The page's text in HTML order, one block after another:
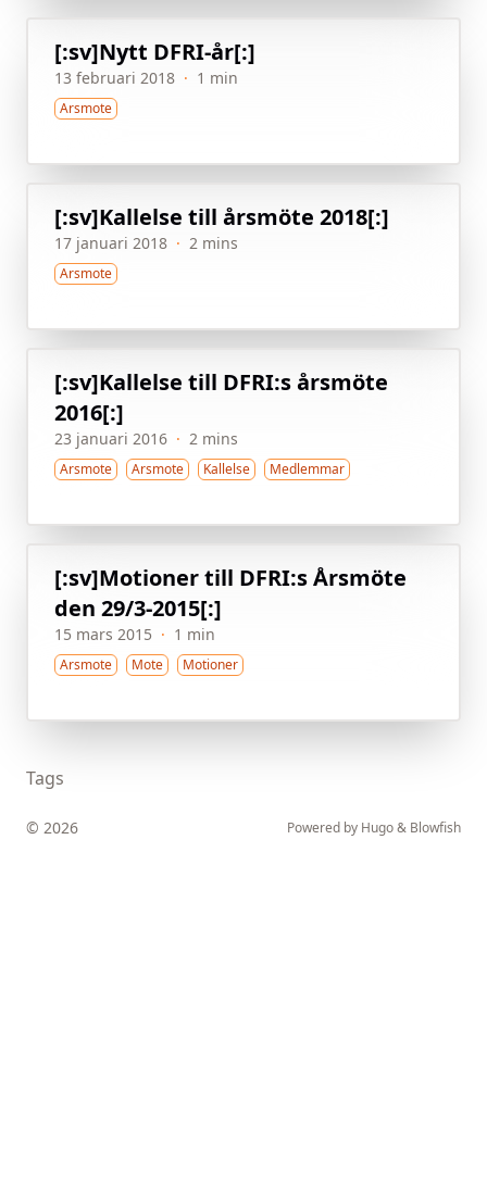
[:sv]Nytt DFRI-år[:]
13 februari 2018 · 1 min
Arsmote
[:sv]Kallelse till årsmöte 2018[:]
17 januari 2018 · 2 mins
Arsmote
[:sv]Kallelse till DFRI:s årsmöte
2016[:]
23 januari 2016 · 2 mins
Arsmote Arsmote Kallelse Medlemmar
[:sv]Motioner till DFRI:s Årsmöte
den 29/3-2015[:]
15 mars 2015 · 1 min
Arsmote Mote Motioner
Tags
© 2026 Powered by Hugo& Blowfish